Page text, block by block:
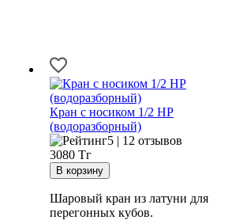
Кран с носиком 1/2 НР
(водоразборный)
5 | 12 отзывов
3080 Тг
Шаровый кран из латуни для
перегонных кубов.